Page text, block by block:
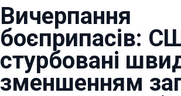
Вичерпання
боєприпасів:
стурбовані
зменшенням